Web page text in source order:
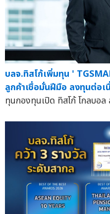
บลจ.ทิสโก้เพิ่มทุน '
ลูกค้าเชื่อมั่นฝีมือ ลงทุนต่อเ
ทุนกองทุนเปิด ทิสโก้ โกลบอล